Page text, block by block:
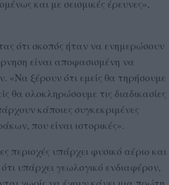
και με σεισμικές έρευνες»,
ότι σκοπός ήταν να ενημερώσουν
είναι αποφασισμένη να
ξέρουν ότι εμείς θα τηρήσουμε
θα ολοκληρώσουμε τις διαδικασίες
κάποιες συγκεκριμένες
που είναι ιστορικές».
περιοχές υπάρχει φυσικό αέριο και
υπάρχει γεωλογικό ενδιαφέρον,